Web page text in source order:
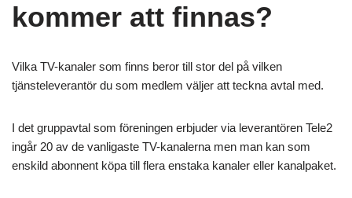
kommer att finnas?
Vilka TV-kanaler som finns beror till stor del på vilken
tjänsteleverantör du som medlem väljer att teckna avtal med.
I det gruppavtal som föreningen erbjuder via leverantören Tele2
ingår 20 av de vanligaste TV-kanalerna men man kan som
enskild abonnent köpa till flera enstaka kanaler eller kanalpaket.